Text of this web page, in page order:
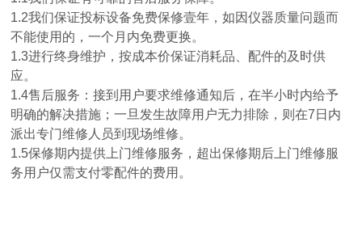
1.2我们保证投标设备免费保修壹年，如因仪器质量问题而
不能使用的，一个月内免费更换。
1.3进行终身维护，按成本价保证消耗品、配件的及时供
应。
1.4售后服务：接到用户要求维修通知后，在半小时内给予
明确的解决措施；一旦发生故障用户无力排除，则在7日内
派出专门维修人员到现场维修。
1.5保修期内提供上门维修服务，超出保修期后上门维修服
务用户仅需支付零配件的费用。